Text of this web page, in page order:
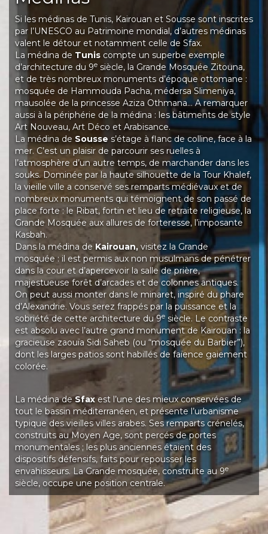
Si les médinas de Tunis, Kairouan et Sousse sont inscrites
par l’UNESCO au Patrimoine mondial, d’autres médinas
valent le détour et notamment celle de Sfax.
La médina de Tunis compte un superbe exemple
d’architecture du 9e siècle, la Grande Mosquée Zitouna,
et de très nombreux monuments d’époque ottomane :
mosquée de Hammouda Pacha, médersa Slimeniya,
mausolée de la princesse Aziza Othmana… A remarquer
aussi à la périphérie de la médina : les bâtiments de style
Art Nouveau, Art Déco et Arabisance.
La médina de Sousse s’étage à flanc de colline, face à la
mer. C’est un plaisir de parcourir ses ruelles à
l’atmosphère d’un autre temps, de marchander dans les
souks. Dominée par la haute silhouette de la Tour Khalef,
la vieille ville a conservé ses remparts médiévaux et de
nombreux monuments qui témoignent de son passé de
place forte : le Ribat, fortin et lieu de retraite religieuse, la
Grande Mosquée aux allures de forteresse, l’imposante
Kasbah.
Dans la médina de Kairouan, visitez la Grande
mosquée : il est permis aux non musulmans de pénétrer
dans la cour et d’apercevoir la salle de prière,
majestueuse forêt d’arcades et de colonnes antiques.
On peut aussi monter dans le minaret, inspiré du phare
d’Alexandrie. Vous serez frappés par la puissance et la
sobriété de cette architecture du 9e siècle. Le contraste
est absolu avec l’autre grand monument de Kairouan : la
gracieuse zaouïa Sidi Saheb (ou “mosquée du Barbier”),
dont les larges patios sont habillés de faïence gaiement
colorée.
La médina deSfax est l’une des mieux conservées de
tout le bassin méditerranéen, et présente l’urbanisme
typique des vieilles villes arabes. Ses remparts crénelés,
construits au Moyen Age, sont percés de portes
monumentales ; les plus anciennes étaient des
dispositifs défensifs, faits pour repousser les
envahisseurs. La Grande mosquée, construite au 9e
siècle, occupe une position centrale.